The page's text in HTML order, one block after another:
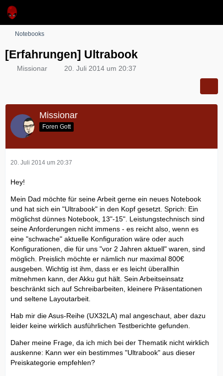
Notebooks
[Erfahrungen] Ultrabook
Missionar 20. Juli 2014 um 20:37
Missionar
Foren Gott
20. Juli 2014 um 20:37
Hey!
Mein Dad möchte für seine Arbeit gerne ein neues Notebook
und hat sich ein "Ultrabook" in den Kopf gesetzt. Sprich: Ein
möglichst dünnes Notebook, 13"-15". Leistungstechnisch sind
seine Anforderungen nicht immens - es reicht also, wenn es
eine "schwache" aktuelle Konfiguration wäre oder auch
Konfigurationen, die für uns "vor 2 Jahren aktuell" waren, sind
möglich. Preislich möchte er nämlich nur maximal 800€
ausgeben. Wichtig ist ihm, dass er es leicht überallhin
mitnehmen kann, der Akku gut hält. Sein Arbeitseinsatz
beschränkt sich auf Schreibarbeiten, kleinere Präsentationen
und seltene Layoutarbeit.
Hab mir die Asus-Reihe (UX32LA) mal angeschaut, aber dazu
leider keine wirklich ausführlichen Testberichte gefunden.
Daher meine Frage, da ich mich bei der Thematik nicht wirklich
auskenne: Kann wer ein bestimmes "Ultrabook" aus dieser
Preiskategorie empfehlen?